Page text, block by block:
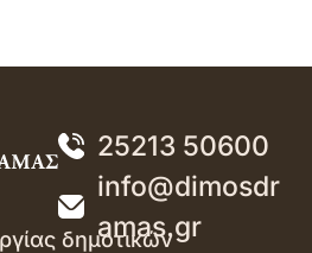
25213 50600
info@dimosdr
amas.gr
δημοτικών